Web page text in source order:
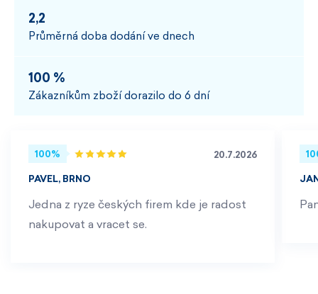
2,2
Průměrná doba dodání ve dnech
100 %
Zákazníkům zboží dorazilo do 6 dní
100% 20.7.2026
PAVEL, BRNO
Jedna z ryze českých firem kde je radost
nakupovat a vracet se.